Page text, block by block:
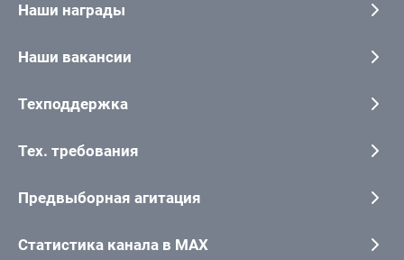
Наши награды
Наши вакансии
Техподдержка
Тех. требования
Предвыборная агитация
Статистика канала в MAX